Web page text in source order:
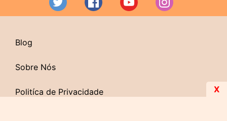
Blog
Sobre Nós
Politíca de Privacidade X